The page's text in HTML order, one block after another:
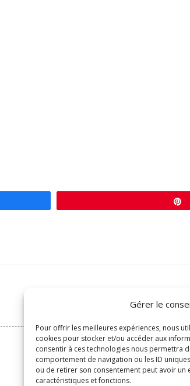
Gérer le
Pour offrir les meilleures expériences, nous
cookies pour stocker et/ou accéder aux
consentir à ces technologies nous permettra
comportement de navigation ou les ID
ou de retirer son consentement peut avoir un
caractéristiques et fonctions.
Évaluer l'article